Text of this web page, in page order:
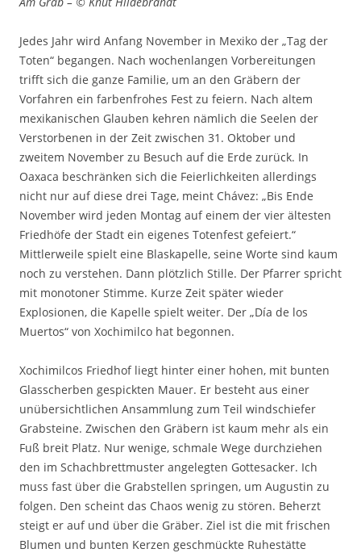
Jedes Jahr wird Anfang November in Mexiko der „Tag der
Toten“ begangen. Nach wochenlangen Vorbereitungen
trifft sich die ganze Familie, um an den Gräbern der
Vorfahren ein farbenfrohes Fest zu feiern. Nach altem
mexikanischen Glauben kehren nämlich die Seelen der
Verstorbenen in der Zeit zwischen 31. Oktober und
zweitem November zu Besuch auf die Erde zurück. In
Oaxaca beschränken sich die Feierlichkeiten allerdings
nicht nur auf diese drei Tage, meint Chávez: „Bis Ende
November wird jeden Montag auf einem der vier ältesten
Friedhöfe der Stadt ein eigenes Totenfest gefeiert.“
Mittlerweile spielt eine Blaskapelle, seine Worte sind kaum
noch zu verstehen. Dann plötzlich Stille. Der Pfarrer spricht
mit monotoner Stimme. Kurze Zeit später wieder
Explosionen, die Kapelle spielt weiter. Der „Día de los
Muertos“ von Xochimilco hat begonnen.
Xochimilcos Friedhof liegt hinter einer hohen, mit bunten
Glasscherben gespickten Mauer. Er besteht aus einer
unübersichtlichen Ansammlung zum Teil windschiefer
Grabsteine. Zwischen den Gräbern ist kaum mehr als ein
Fuß breit Platz. Nur wenige, schmale Wege durchziehen
den im Schachbrettmuster angelegten Gottesacker. Ich
muss fast über die Grabstellen springen, um Augustin zu
folgen. Den scheint das Chaos wenig zu stören. Beherzt
steigt er auf und über die Gräber. Ziel ist die mit frischen
Blumen und bunten Kerzen geschmückte Ruhestätte